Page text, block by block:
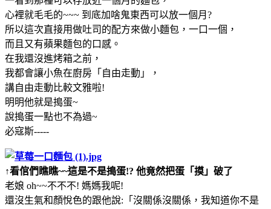
心裡就毛毛的~~~ 到底加啥鬼東西可以放一個月?
所以這次直接用做吐司的配方來做小麵包，一口一個，
而且又有蘋果麵包的口感。
在我還沒進烤箱之前，
我都會讓小魚在廚房「自由走動」，
講自由走動比較文雅啦!
明明他就是搗蛋~
說搗蛋一點也不為過~
必寇斯-----
↑看倌們瞧瞧~~這是不是搗蛋!? 他竟然把蛋「摸」破了
老娘 oh~~不不不! 媽媽我呢!
還沒生氣和顏悅色的跟他說:「沒關係沒關係，我知道你不是